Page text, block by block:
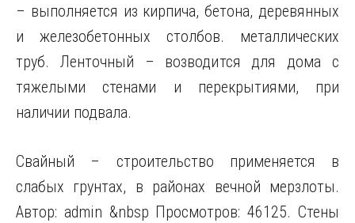
– выполняется из кирпича, бетона, деревянных
и железобетонных столбов. металлических
труб. Ленточный – возводится для дома с
тяжелыми стенами и перекрытиями, при
наличии подвала.
Свайный – строительство применяется в
слабых грунтах, в районах вечной мерзлоты.
Автор: admin &nbsp Просмотров: 46125. Стены